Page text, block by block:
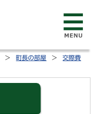
町長の部屋
交際費